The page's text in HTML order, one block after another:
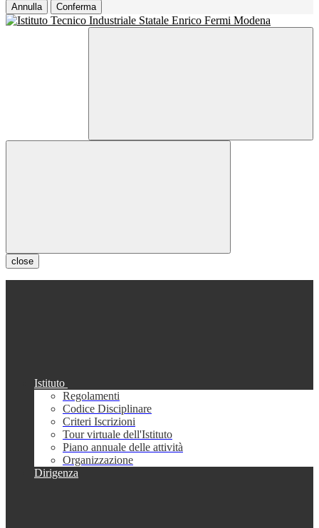
Annulla Conferma
close
Istituto
Regolamenti
Codice Disciplinare
Criteri Iscrizioni
Tour virtuale dell'Istituto
Piano annuale delle attività
Organizzazione
Dirigenza